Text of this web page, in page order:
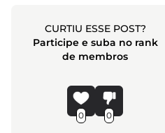
CURTIU ESSE POST?
Participe e suba no rank
de membros
0 0